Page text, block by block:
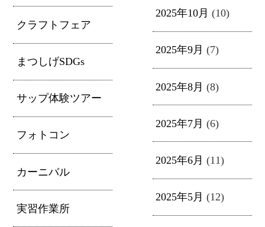
クラフトフェア
まつしげSDGs
サップ体験ツアー
フォトコン
カーニバル
実習作業所
2025年10月 (10)
2025年9月 (7)
2025年8月 (8)
2025年7月 (6)
2025年6月 (11)
2025年5月 (12)